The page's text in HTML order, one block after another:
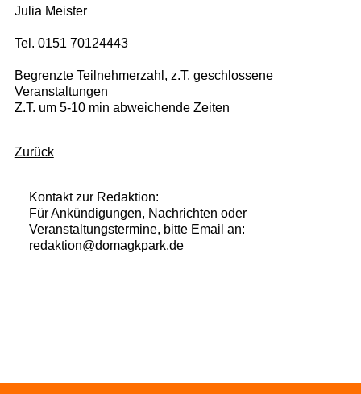
Julia Meister
Tel. 0151 70124443
Begrenzte Teilnehmerzahl, z.T. geschlossene
Veranstaltungen
Z.T. um 5-10 min abweichende Zeiten
Zurück
Kontakt zur Redaktion:
Für Ankündigungen, Nachrichten oder
Veranstaltungstermine, bitte Email an:
redaktion@domagkpark.de